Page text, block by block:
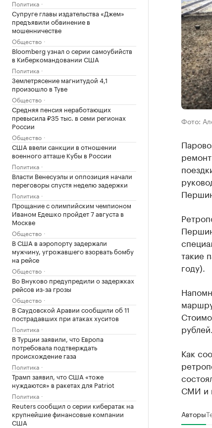
Политика
Супруге главы издательства «Джем»
предъявили обвинение в
мошенничестве
Общество
Bloomberg узнал о серии самоубийств
в Киберкомандовании США
Политика
Землетрясение магнитудой 4,1
произошло в Туве
Общество
Средняя пенсия неработающих
превысила ₽35 тыс. в семи регионах
России
Общество
США ввели санкции в отношении
военного атташе Кубы в России
Политика
Власти Венесуэлы и оппозиция начали
переговоры спустя неделю задержки
Политика
Прощание с олимпийским чемпионом
Иваном Едешко пройдет 7 августа в
Москве
Общество
В США в аэропорту задержали
мужчину, угрожавшего взорвать бомбу
на рейсе
Общество
Во Внуково предупредили о задержках
рейсов из-за грозы
Общество
В Саудовской Аравии сообщили об 11
пострадавших при атаках хуситов
Политика
В Турции заявили, что Европа
потребовала подтверждать
происхождение газа
Политика
Трамп заявил, что США «тоже
нуждаются» в ракетах для Patriot
Политика
Reuters сообщил о серии кибератак на
крупнейшие финансовые компании
США
Фото:
такие
году).
рублей.
Как
СМИ и
Авторы